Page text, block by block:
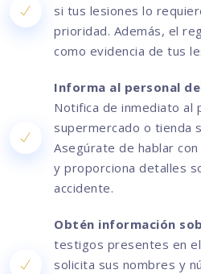
si tus lesiones lo
prioridad. Además, el
como evidencia de tus
Informa al personal
Notifica de inmediato al
supermercado o tienda
Asegúrate de hablar
y proporciona detalles
accidente.
Obtén información
testigos presentes en
solicita sus nombres y